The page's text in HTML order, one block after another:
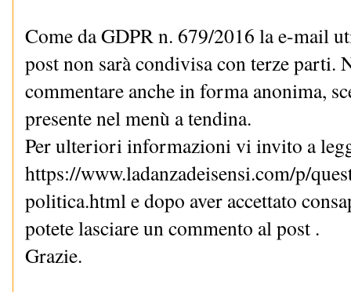
Come da GDPR n. 679/2016 la e-mail
post non sarà condivisa con terze parti.
commentare anche in forma anonima,
presente nel menù a tendina.
Per ulteriori informazioni vi invito a
https://www.ladanzadeisensi.com/p/
politica.html e dopo aver accettato
potete lasciare un commento al post .
Grazie.